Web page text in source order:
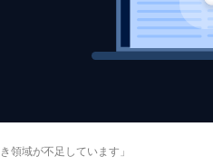
領域が不足しています」